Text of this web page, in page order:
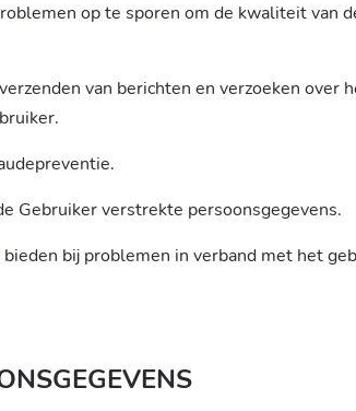
op te sporen om de kwaliteit van
van berichten en verzoeken over
Gebruiker verstrekte persoonsgegevens.
bij problemen in verband met het